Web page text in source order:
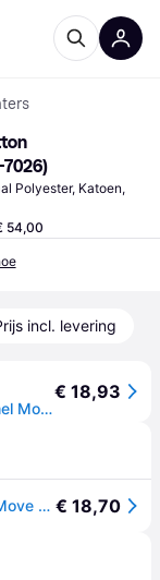
7026)
Polyester, Katoen,
54,00
incl. levering
Katoenen sweater voor kinderen Hummel Move Grid - Bleu
€ 18,93
Katoenen sweater voor kinderen Hummel Move Grid - Bleu € 18,70